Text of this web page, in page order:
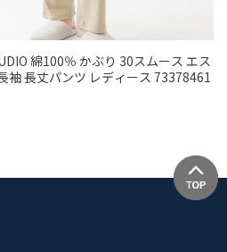
綿100％ かぶり 30スムース エス
袖 長丈パンツ レディース 73378461